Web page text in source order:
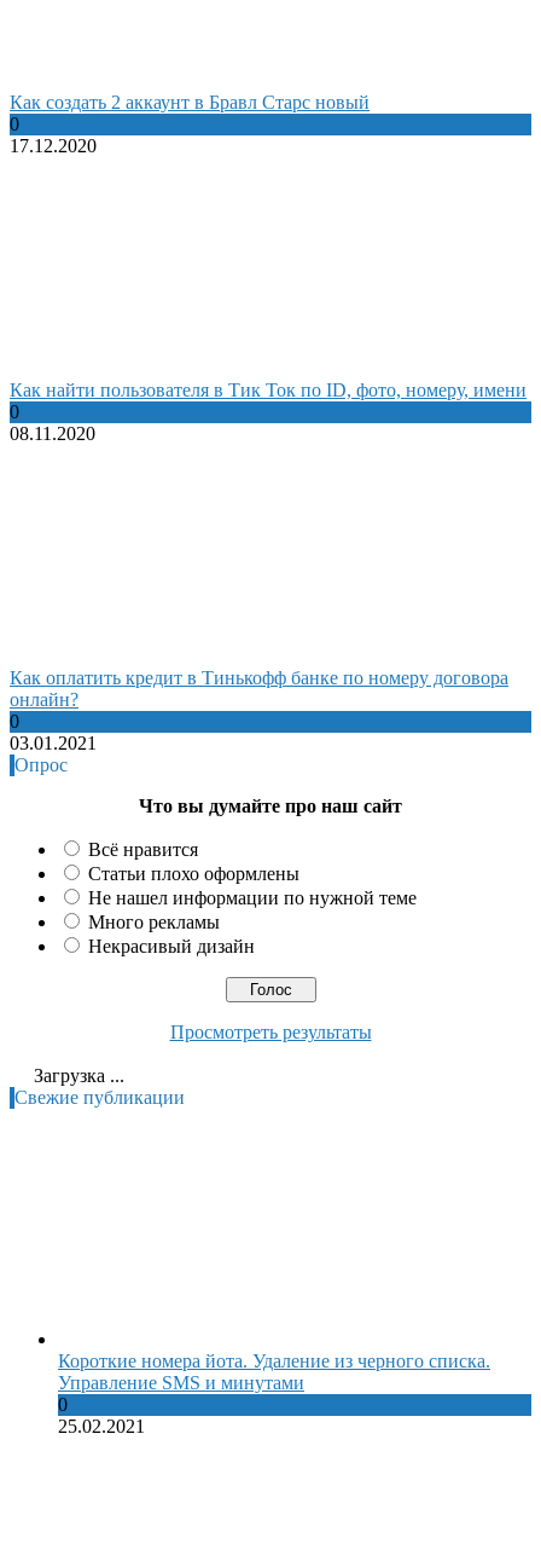
Как создать 2 аккаунт в Бравл Старс новый
0
17.12.2020
Как найти пользователя в Тик Ток по ID, фото, номеру, имени
0
08.11.2020
Как оплатить кредит в Тинькофф банке по номеру договора
онлайн?
0
03.01.2021
Опрос
Что вы думайте про наш сайт
Всё нравится
Статьи плохо оформлены
Не нашел информации по нужной теме
Много рекламы
Некрасивый дизайн
Просмотреть результаты
Загрузка ...
Свежие публикации
Короткие номера йота. Удаление из черного списка.
Управление SMS и минутами
0
25.02.2021